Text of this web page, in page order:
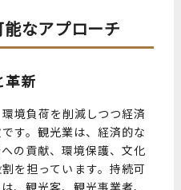
なアプローチ
革新
境負荷を削減しつつ経済
す。観光業は、経済的な
の貢献、環境保護、文化
を担っています。持続可
、観光客、観光事業者、